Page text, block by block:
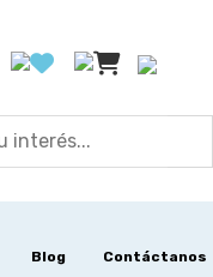
Blog Contáctanos